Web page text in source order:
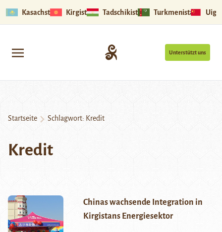
Kasachstan Kirgistan Tadschikistan Turkmenistan
Unterstützt uns
Startseite Schlagwort: Kredit
Kredit
Chinas wachsende Integration in
Kirgistans Energiesektor